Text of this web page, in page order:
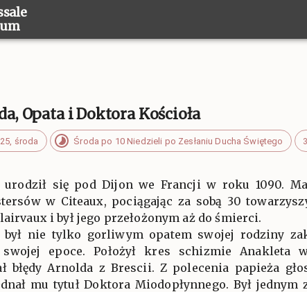
Opata i Doktora Kościoła
środa Środa po 10 Niedzieli po Zesłaniu Ducha Świętego
urodził się pod Dijon we Francji w roku 1090.
w Citeaux, pociągając za sobą 30
i był jego przełożonym aż do śmierci.
był nie tylko gorliwym opatem swojej rodziny
epoce. Położył kres schizmie Anakleta
błędy Arnolda z Brescii. Z polecenia papieża
mu tytuł Doktora Miodopłynnego. Był